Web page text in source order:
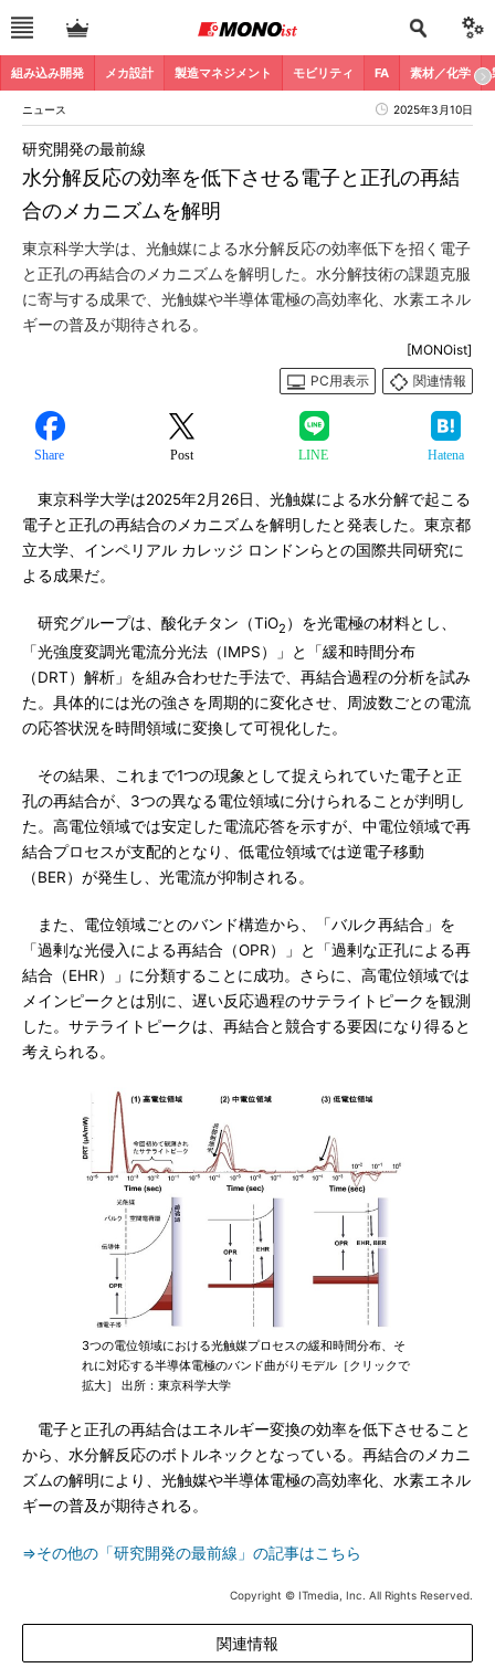
組み込み開発 メカ設計 製造マネジメント モビリティ FA 素材／化学
ニュース 2025年3月10日
水分解反応の効率を低下させる電子と正孔の再結
合のメカニズムを解明
研究開発の最前線
東京科学大学は、光触媒による水分解反応の効率低下を招く電子
と正孔の再結合のメカニズムを解明した。水分解技術の課題克服
に寄与する成果で、光触媒や半導体電極の高効率化、水素エネル
ギーの普及が期待される。
[MONOist]
PC用表示
関連情報
Share Post LINE Hatena
東京科学大学は2025年2月26日、光触媒による水分解で起こる
電子と正孔の再結合のメカニズムを解明したと発表した。東京都
立大学、インペリアル カレッジ ロンドンらとの国際共同研究に
よる成果だ。
研究グループは、酸化チタン（TiO2 ）を光電極の材料とし、
「光強度変調光電流分光法（IMPS）」と「緩和時間分布
（DRT）解析」を組み合わせた手法で、再結合過程の分析を試み
た。具体的には光の強さを周期的に変化させ、周波数ごとの電流
の応答状況を時間領域に変換して可視化した。
その結果、これまで1つの現象として捉えられていた電子と正
孔の再結合が、3つの異なる電位領域に分けられることが判明し
た。高電位領域では安定した電流応答を示すが、中電位領域で再
結合プロセスが支配的となり、低電位領域では逆電子移動
（BER）が発生し、光電流が抑制される。
また、電位領域ごとのバンド構造から、「バルク再結合」を
「過剰な光侵入による再結合（OPR）」と「過剰な正孔による再
結合（EHR）」に分類することに成功。さらに、高電位領域では
メインピークとは別に、遅い反応過程のサテライトピークを観測
した。サテライトピークは、再結合と競合する要因になり得ると
考えられる。
3つの電位領域における光触媒プロセスの緩和時間分布、そ
れに対応する半導体電極のバンド曲がりモデル［クリックで
拡大］ 出所：東京科学大学
電子と正孔の再結合はエネルギー変換の効率を低下させること
から、水分解反応のボトルネックとなっている。再結合のメカニ
ズムの解明により、光触媒や半導体電極の高効率化、水素エネル
ギーの普及が期待される。
⇒その他の「研究開発の最前線」の記事はこちら
Copyright © ITmedia, Inc. All Rights Reserved.
関連情報